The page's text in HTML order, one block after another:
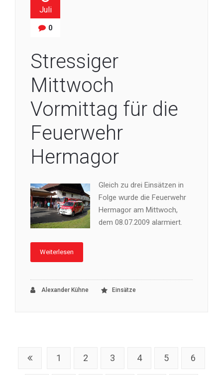
Juli
0
Stressiger
Mittwoch
Vormittag für die
Feuerwehr
Hermagor
Gleich zu drei Einsätzen in
Folge wurde die Feuerwehr
Hermagor am Mittwoch,
dem 08.07.2009 alarmiert.
Weiterlesen
Alexander Kühne Einsätze
1 2 3 4 5 6